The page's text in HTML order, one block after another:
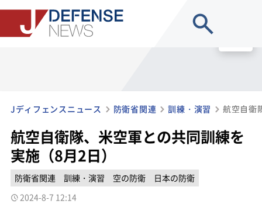
Jディフェンスニュース 防衛省関連 訓練・演習 航空自衛
航空自衛隊、米空軍との共同訓練を
実施（8月2日）
防衛省関連 訓練・演習 空の防衛
日本の防衛
2024-8-7 12:14